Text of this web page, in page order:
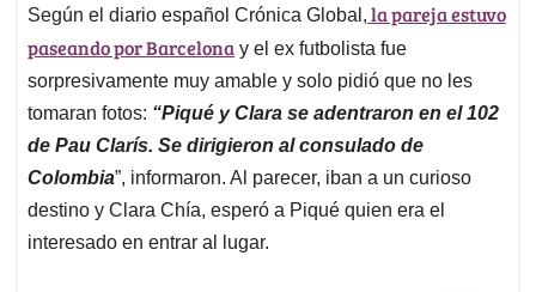
Según el diario español Crónica Global, la pareja estuvo
paseando por Barcelona y el ex futbolista fue
sorpresivamente muy amable y solo pidió que no les
tomaran fotos: “Piqué y Clara se adentraron en el 102
de Pau Clarís. Se dirigieron al consulado de
Colombia”, informaron. Al parecer, iban a un curioso
destino y Clara Chía, esperó a Piqué quien era el
interesado en entrar al lugar.